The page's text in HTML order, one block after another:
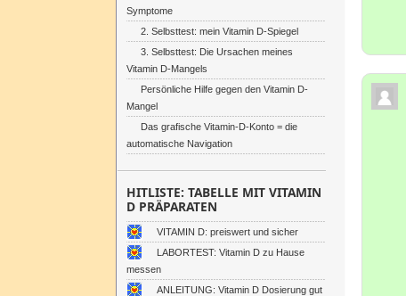
Symptome
2. Selbsttest: mein Vitamin D-Spiegel
3. Selbsttest: Die Ursachen meines
Vitamin D-Mangels
Persönliche Hilfe gegen den Vitamin D-
Mangel
Das grafische Vitamin-D-Konto = die
automatische Navigation
HITLISTE: TABELLE MIT VITAMIN
D PRÄPARATEN
VITAMIN D: preiswert und sicher
LABORTEST: Vitamin D zu Hause
messen
ANLEITUNG: Vitamin D Dosierung gut